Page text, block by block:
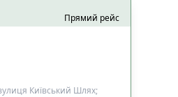
5
Прямий рейс
Київський Шлях;